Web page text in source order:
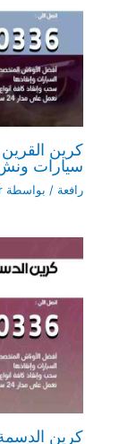
سيارات
رافعة / بواسطة